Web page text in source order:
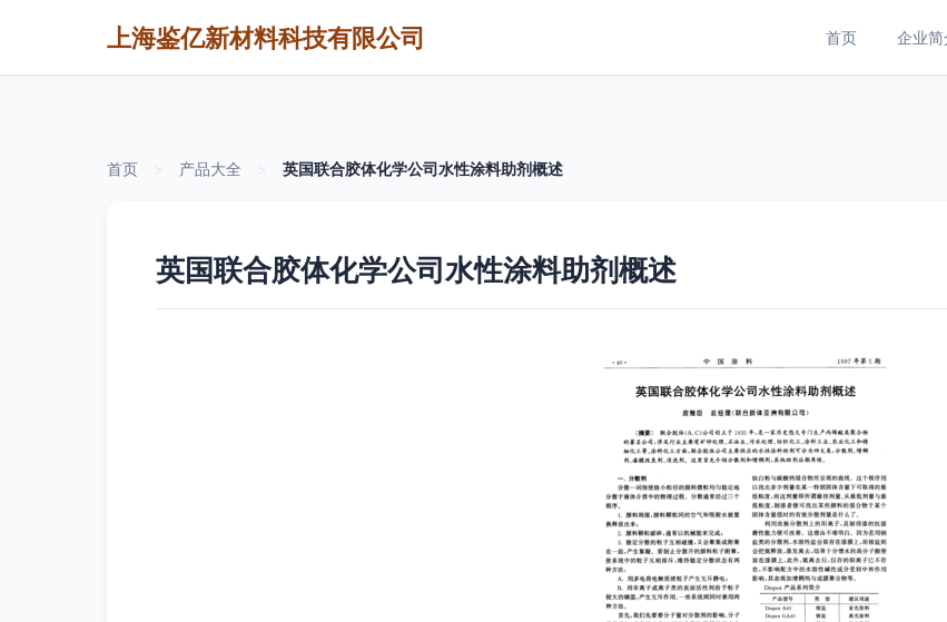
上海鉴亿新材料科技有限公司 首页 企业简
首页 产品大全 英国联合胶体化学公司水性涂料助剂概述
英国联合胶体化学公司水性涂料助剂概述